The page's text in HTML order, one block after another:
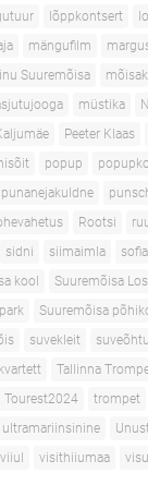
lõppkontsert
mängufilm
Suuremõisa
müstika
Peeter Klaas
popup
punanejakuldne
Rootsi
sidni siimaimla
kool
Suuremõisa
Suuremõisa
suvekleit
Tallinna
Tourest2024
trompet
ultramariinsinine
viiul visithiiumaa